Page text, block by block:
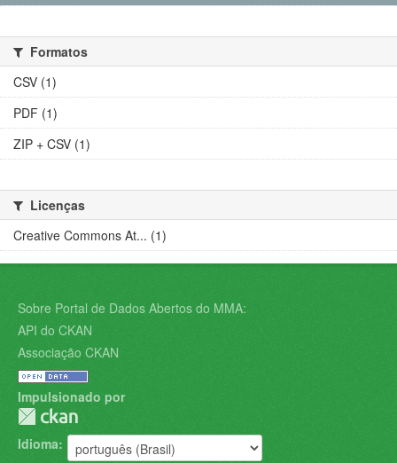
Formatos
CSV (1)
PDF (1)
ZIP + CSV (1)
Licenças
Creative Commons At... (1)
Sobre Portal de Dados Abertos do MMA:
API do CKAN
Associação CKAN
Impulsionado por
Idioma